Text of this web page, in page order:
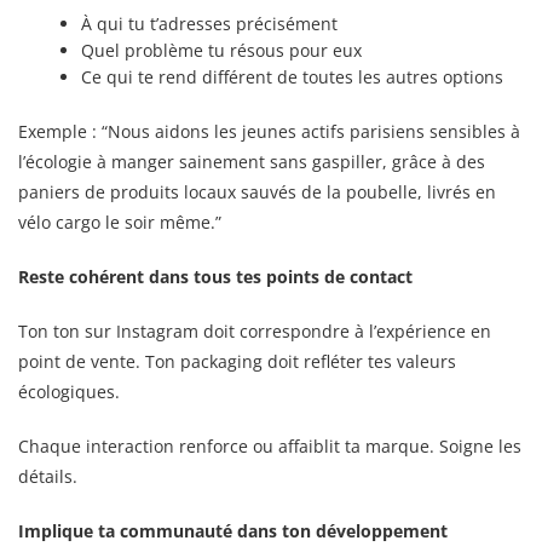
À qui tu t’adresses précisément
Quel problème tu résous pour eux
Ce qui te rend différent de toutes les autres options
Exemple : “Nous aidons les jeunes actifs parisiens sensibles à
l’écologie à manger sainement sans gaspiller, grâce à des
paniers de produits locaux sauvés de la poubelle, livrés en
vélo cargo le soir même.”
Reste cohérent dans tous tes points de contact
Ton ton sur Instagram doit correspondre à l’expérience en
point de vente. Ton packaging doit refléter tes valeurs
écologiques.
Chaque interaction renforce ou affaiblit ta marque. Soigne les
détails.
Implique ta communauté dans ton développement